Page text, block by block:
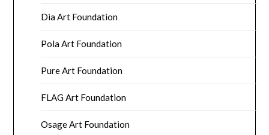
Dia Art Foundation
Pola Art Foundation
Pure Art Foundation
FLAG Art Foundation
Osage Art Foundation